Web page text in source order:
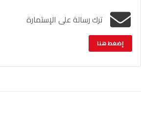
ترك رسالة على الإستمارة
إضغط هنا